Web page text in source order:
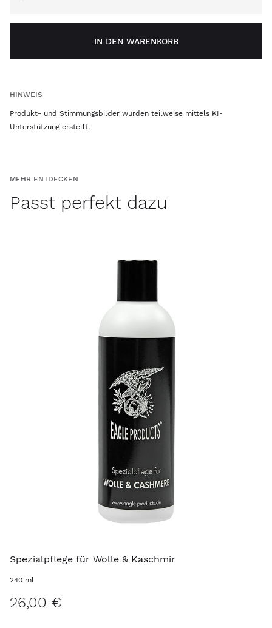
IN DEN WARENKORB
HINWEIS
Produkt- und Stimmungsbilder wurden teilweise mittels KI-
Unterstützung erstellt.
MEHR ENTDECKEN
Passt perfekt dazu
Spezialpflege für Wolle & Kaschmir
240 ml
26,00 €